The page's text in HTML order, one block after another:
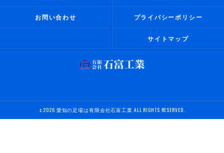
お問い合わせ プライバシーポリシー
サイトマップ
c 2026 愛知の足場は有限会社石富工業 ALL RIGHTS RESERVED.